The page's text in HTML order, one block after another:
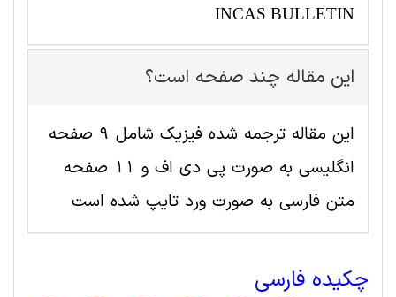
INCAS BULLETIN
این مقاله چند صفحه است؟
این مقاله ترجمه شده فیزیک شامل 9 صفحه
انگلیسی به صورت پی دی اف و 11 صفحه
متن فارسی به صورت ورد تایپ شده است
چکیده فارسی